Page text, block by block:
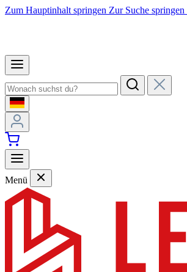
Zum Hauptinhalt springen Zur Suche springen
Menü